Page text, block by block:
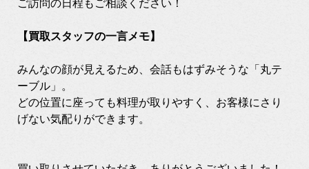
ご訪問の日程もご相談ください！
【買取スタッフの一言メモ】
みんなの顔が見えるため、会話もはずみそうな「丸テ
ーブル」。
どの位置に座っても料理が取りやすく、お客様にさり
げない気配りができます。